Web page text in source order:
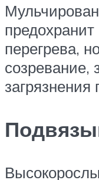
предохранит
перегрева,
созревание,
загрязнения